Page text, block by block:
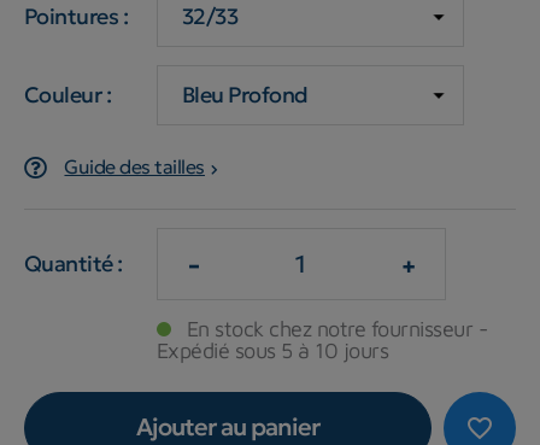
Pointures :
Couleur :
Guide des tailles
Quantité : - +
En stock chez notre fournisseur -
Expédié sous 5 à 10 jours
favorite_border
Ajouter au panier